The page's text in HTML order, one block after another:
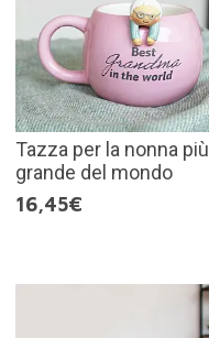
Tazza per la nonna più
grande del mondo
16,45€